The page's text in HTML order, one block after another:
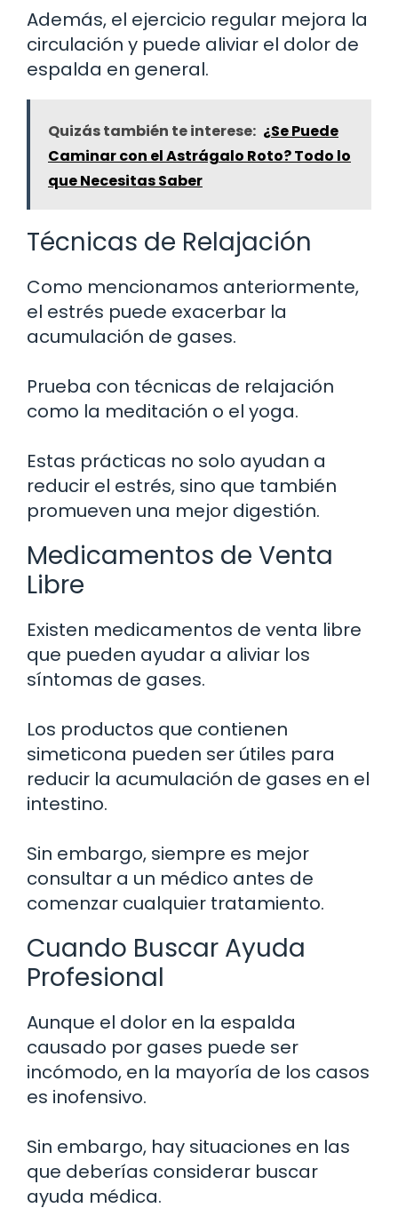
Además, el ejercicio regular mejora la
circulación y puede aliviar el dolor de
espalda en general.
Quizás también te interese: ¿Se Puede
Caminar con el Astrágalo Roto? Todo lo
que Necesitas Saber
Técnicas de Relajación
Como mencionamos anteriormente,
el estrés puede exacerbar la
acumulación de gases.
Prueba con técnicas de relajación
como la meditación o el yoga.
Estas prácticas no solo ayudan a
reducir el estrés, sino que también
promueven una mejor digestión.
Medicamentos de Venta
Libre
Existen medicamentos de venta libre
que pueden ayudar a aliviar los
síntomas de gases.
Los productos que contienen
simeticona pueden ser útiles para
reducir la acumulación de gases en el
intestino.
Sin embargo, siempre es mejor
consultar a un médico antes de
comenzar cualquier tratamiento.
Cuando Buscar Ayuda
Profesional
Aunque el dolor en la espalda
causado por gases puede ser
incómodo, en la mayoría de los casos
es inofensivo.
Sin embargo, hay situaciones en las
que deberías considerar buscar
ayuda médica.